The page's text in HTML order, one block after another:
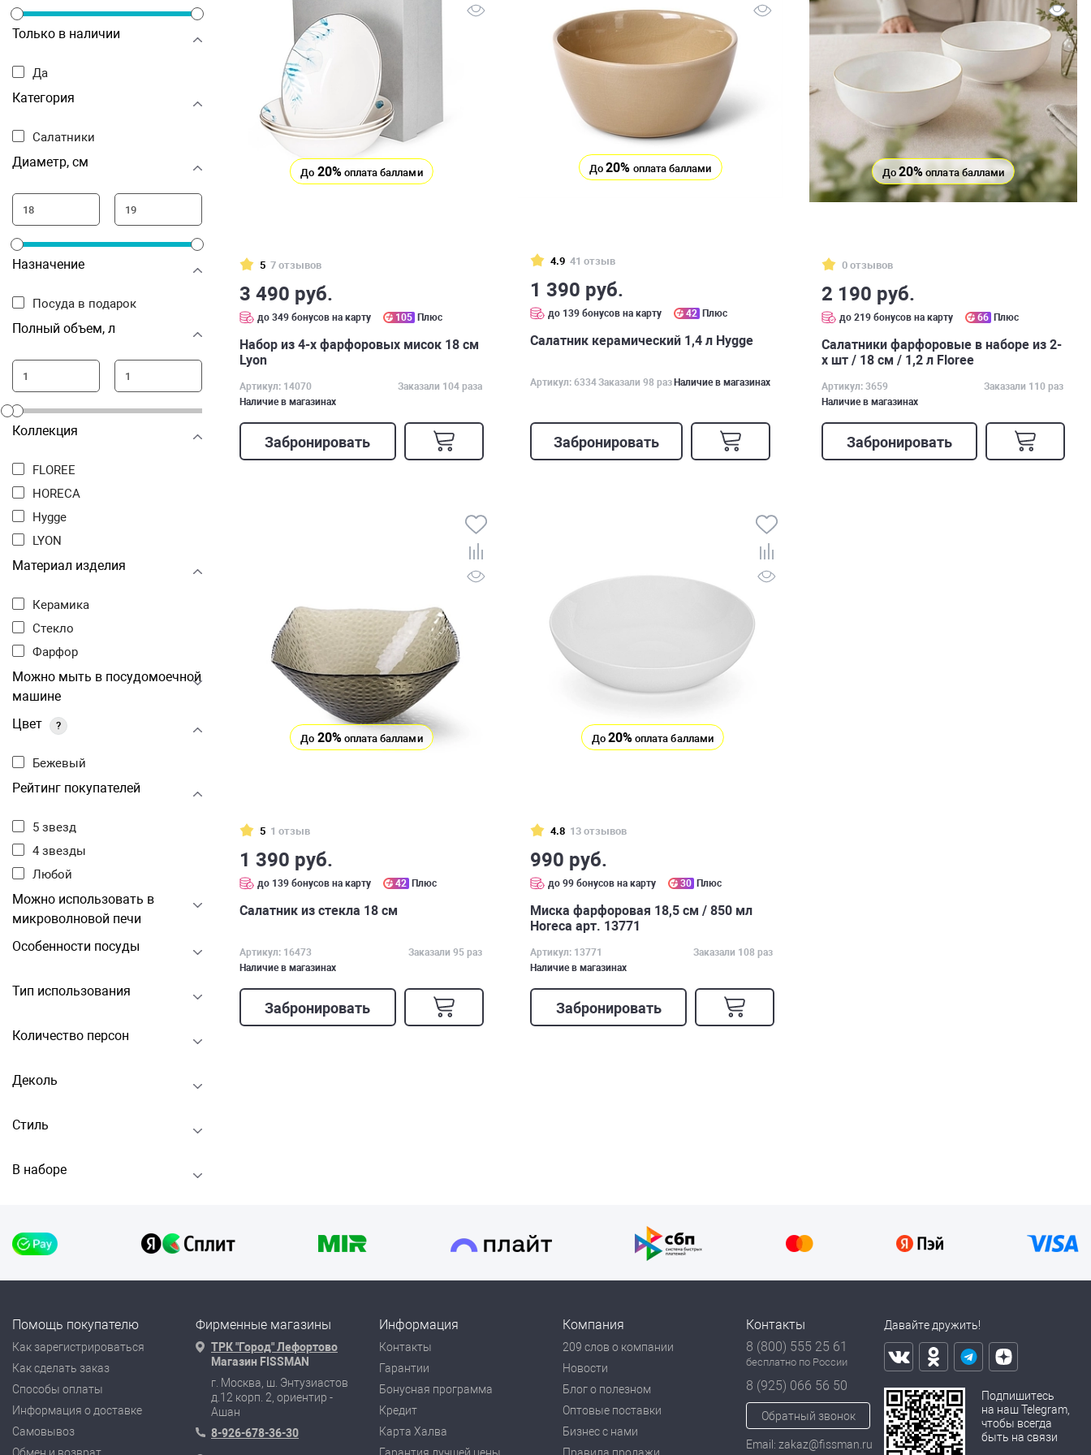
Только в наличии
Да
Категория
Салатники
Диаметр, см
Назначение
Посуда в подарок
Полный объем, л
Коллекция
FLOREE
HORECA
Hygge
LYON
Материал изделия
Керамика
Стекло
Фарфор
Можно мыть в посудомоечной
машине
Цвет
?
Бежевый
Рейтинг покупателей
5 звезд
4 звезды
Любой
Можно использовать в
микроволновой печи
Особенности посуды
Тип использования
Количество персон
Деколь
Стиль
В наборе
До 20% оплата баллами
5 7 отзывов
3 490 руб.
до 349 бонусов на карту 105 Плюс
Набор из 4-х фарфоровых мисок 18 см
Lyon
Артикул: 14070
Заказали 104 раза
Наличие в магазинах
Забронировать
До20% оплата баллами
4.9 41 отзыв
1 390 руб.
до 139 бонусов на карту 42 Плюс
Салатник керамический 1,4 л Hygge
Артикул: 6334Заказали 98 раз Наличие в магазинах
Забронировать
До20% оплата баллами
0 отзывов
2 190 руб.
до 219 бонусов на карту 66 Плюс
Салатники фарфоровые в наборе из 2-
х шт / 18 см / 1,2 л Floree
Артикул: 3659
Заказали 110 раз
Наличие в магазинах
Забронировать
До 20% оплата баллами
5 1 отзыв
1 390 руб.
до 139 бонусов на карту 42 Плюс
Салатник из стекла 18 см
Артикул: 16473
Заказали 95 раз
Наличие в магазинах
Забронировать
До 20% оплата баллами
4.8 13 отзывов
990 руб.
до 99 бонусов на карту 30 Плюс
Миска фарфоровая 18,5 см / 850 мл
Horeca арт. 13771
Артикул: 13771
Заказали 108 раз
Наличие в магазинах
Забронировать
Помощь покупателю
Как зарегистрироваться
Как сделать заказ
Способы оплаты
Информация о доставке
Самовывоз
Фирменные магазины
ТРК "Город" Лефортово
Магазин FISSMAN
г. Москва, ш. Энтузиастов
д.12 корп. 2, ориентир -
Ашан
8-926-678-36-30
Информация
Контакты
Гарантии
Бонусная программа
Кредит
Карта Халва
Компания
209 слов о компании
Новости
Блог о полезном
Оптовые поставки
Бизнес с нами
Контакты
8 (800) 555 25 61
бесплатно по России
8 (925) 066 56 50
Обратный звонок
Email: zakaz@fissman.ru
Давайте дружить!
Подпишитесь
на наш Telegram,
чтобы всегда
быть на связи